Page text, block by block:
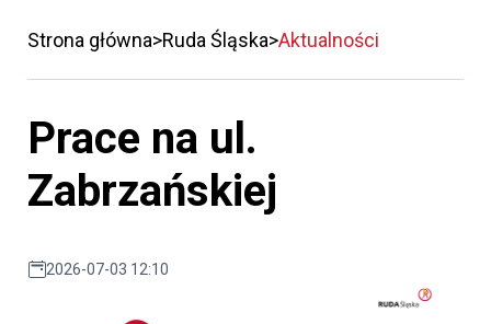
Strona główna Ruda Śląska Aktualności
Prace na ul.
Zabrzańskiej
2026-07-03 12:10